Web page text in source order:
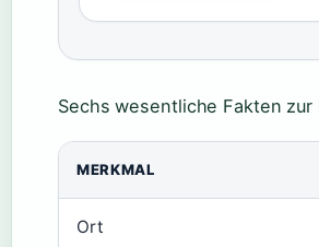
Sechs wesentliche Fakten zur
MERKMAL
Ort